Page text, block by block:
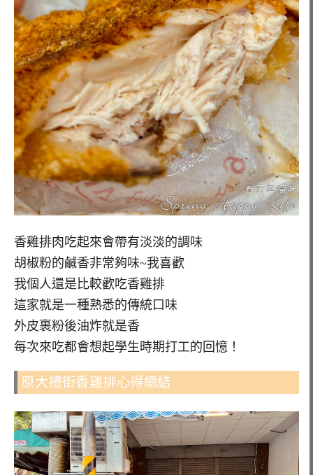
香雞排肉吃起來會帶有淡淡的調味
胡椒粉的鹹香非常夠味~我喜歡
我個人還是比較歡吃香雞排
這家就是一種熟悉的傳統口味
外皮裹粉後油炸就是香
每次來吃都會想起學生時期打工的回憶！
原大禮街香雞排心得總結